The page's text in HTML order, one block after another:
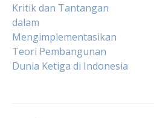
Post
navigation
Kritik dan Tantangan
dalam
Mengimplementasikan
Teori Pembangunan
Dunia Ketiga di Indonesia